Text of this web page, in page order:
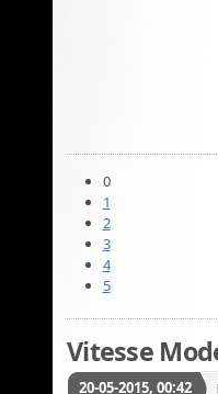
0
1
2
3
4
5
Vitesse
20-05-2015, 00:42